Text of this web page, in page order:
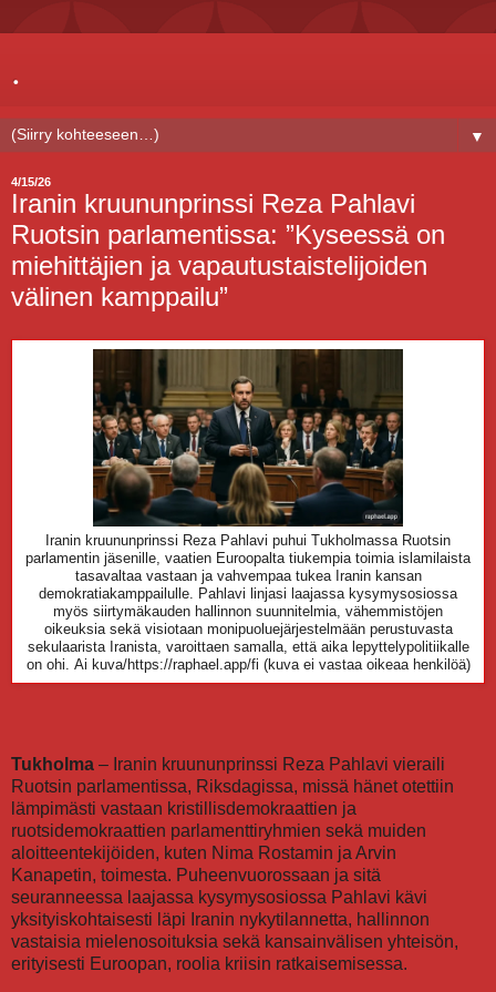
.
▼
4/15/26
Iranin kruununprinssi Reza Pahlavi
Ruotsin parlamentissa: ”Kyseessä on
miehittäjien ja vapautustaistelijoiden
välinen kamppailu”
Iranin kruununprinssi Reza Pahlavi puhui Tukholmassa Ruotsin
parlamentin jäsenille, vaatien Euroopalta tiukempia toimia islamilaista
tasavaltaa vastaan ja vahvempaa tukea Iranin kansan
demokratiakamppailulle. Pahlavi linjasi laajassa kysymysosiossa
myös siirtymäkauden hallinnon suunnitelmia, vähemmistöjen
oikeuksia sekä visiotaan monipuoluejärjestelmään perustuvasta
sekulaarista Iranista, varoittaen samalla, että aika lepyttelypolitiikalle
on ohi. Ai kuva/https://raphael.app/fi (kuva ei vastaa oikeaa henkilöä)
Tukholma – Iranin kruununprinssi Reza Pahlavi vieraili
Ruotsin parlamentissa, Riksdagissa, missä hänet otettiin
lämpimästi vastaan kristillisdemokraattien ja
ruotsidemokraattien parlamenttiryhmien sekä muiden
aloitteentekijöiden, kuten Nima Rostamin ja Arvin
Kanapetin, toimesta. Puheenvuorossaan ja sitä
seuranneessa laajassa kysymysosiossa Pahlavi kävi
yksityiskohtaisesti läpi Iranin nykytilannetta, hallinnon
vastaisia mielenosoituksia sekä kansainvälisen yhteisön,
erityisesti Euroopan, roolia kriisin ratkaisemisessa.